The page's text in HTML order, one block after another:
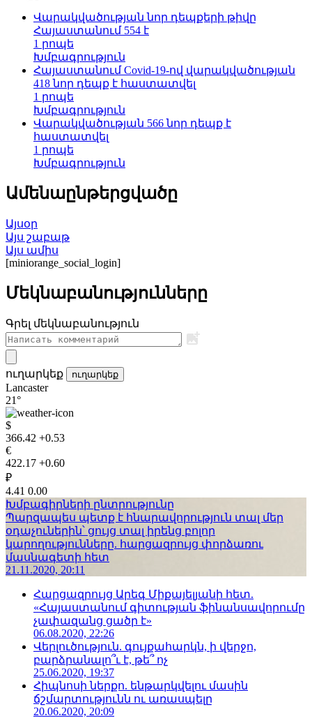
Վարակվածության նոր դեպքերի թիվը
Հայաստանում 554 է
1 րոպե
Խմբագրություն
Հայաստանում Covid-19-ով վարակվածության
418 նոր դեպք է հաստատվել
1 րոպե
Խմբագրություն
Վարակվածության 566 նոր դեպք է
հաստատվել
1 րոպե
Խմբագրություն
Ամենաընթերցվածը
Այսօր
Այս շաբաթ
Այս ամիս
[miniorange_social_login]
Մեկնաբանությունները
Գրել մեկնաբանություն
ուղարկեք ուղարկեք
Lancaster
21°
$
366.42 +0.53
€
422.17 +0.60
₽
4.41 0.00
Խմբագիրների ընտրությունը
Պարզապես պետք է հնարավորություն տալ մեր
օդաչուներին՝ ցույց տալ իրենց բոլոր
կարողությունները. հարցազրույց փորձառու
մասնագետի հետ
21.11.2020, 20:11
Հարցազրույց Արեգ Միքայելյանի հետ.
«Հայաստանում գիտության ֆինանսավորումը
չափազանց ցածր է»
06.08.2020, 22:26
Վերլուծություն. գույքահարկն, ի վերջո,
բարձրանալո՞ւ է, թե՞ ոչ
25.06.2020, 19:37
Հիպնոսի ներքո. ենթարկվելու մասին
ճշմարտությունն ու առասպելը
20.06.2020, 20:09